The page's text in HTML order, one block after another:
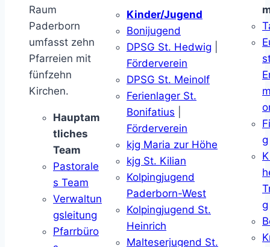
Raum
Paderborn
umfasst zehn
Pfarreien mit
fünfzehn
Kirchen.
Hauptam
tliches
Team
Pastorale
s Team
Verwaltun
gsleitung
Pfarrbüro
Kinder/Jugend
Bonijugend
DPSG St. Hedwig
Förderverein
DPSG St. Meinolf
Ferienlager St.
Bonifatius
Förderverein
kjg Maria zur Höhe
kjg St. Kilian
Kolpingjugend
Paderborn-West
Kolpingjugend St.
Heinrich
Malteserjugend St.
g
g